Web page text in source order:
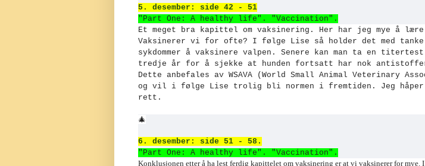
5. desember: side 42 - 51
"Part One: A healthy life". "Vaccination".
Et meget bra kapittel om vaksinering. Her har jeg mye å
Vaksinerer vi for ofte? I følge Lise så holder det med
sykdommer å vaksinere valpen. Senere kan man ta en
tredje år for å sjekke at hunden fortsatt har nok
Dette anbefales av WSAVA (World Small Animal Veterinary
og vil i følge Lise trolig bli normen i fremtiden. Jeg håper
rett.
🎄
6. desember: side 51 - 58.
"Part One: A healthy life". "Vaccination".
Konklusjonen etter å ha lest ferdig kapittelet om vaksinering er at vi vaksinerer for mye.